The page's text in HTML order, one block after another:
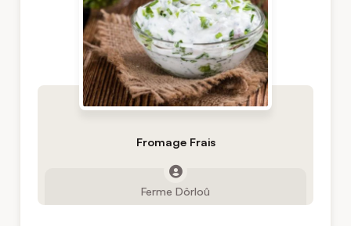
Fromage Frais
Ferme Dôrloû